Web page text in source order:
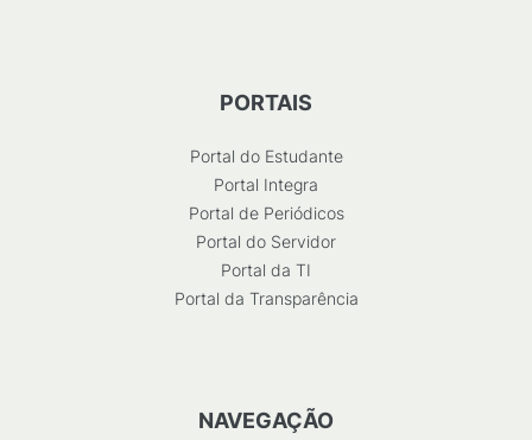
PORTAIS
Portal do Estudante
Portal Integra
Portal de Periódicos
Portal do Servidor
Portal da TI
Portal da Transparência
NAVEGAÇÃO